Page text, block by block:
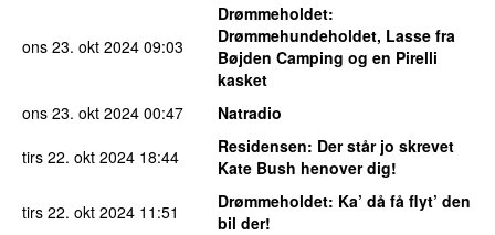
ons 23. okt 2024 09:03
Drømmeholdet:
Drømmehundeholdet, Lasse fra
Bøjden Camping og en Pirelli
kasket
ons 23. okt 2024 00:47
Natradio
tirs 22. okt 2024 18:44 Residensen: Der står jo skrevet
Kate Bush henover dig!
tirs 22. okt 2024 11:51 Drømmeholdet: Ka’ då få flyt’ den
bil der!